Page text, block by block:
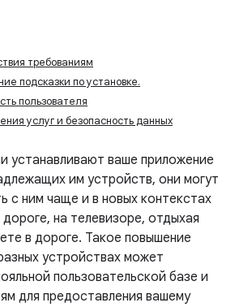
требованиям
подсказки по установке.
пользователя
услуг и безопасность данных
устанавливают ваше приложение
им устройств, они могут
с ним чаще и в новых контекстах
на телевизоре, отдыхая
в дороге. Такое повышение
устройствах может
пользовательской базе и
для предоставления вашему